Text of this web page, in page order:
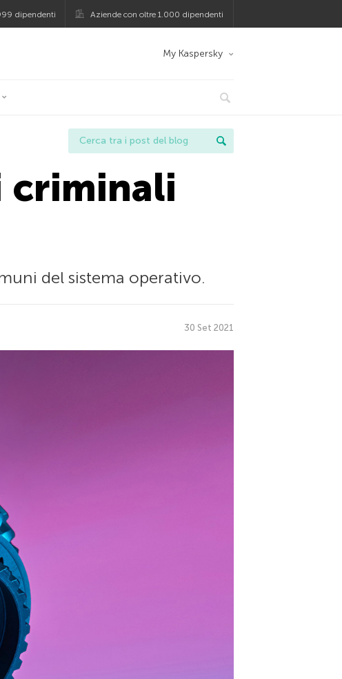
dipendenti Aziende con oltre 1.000 dipendenti
My Kaspersky
criminali
del sistema operativo.
30 Set 2021